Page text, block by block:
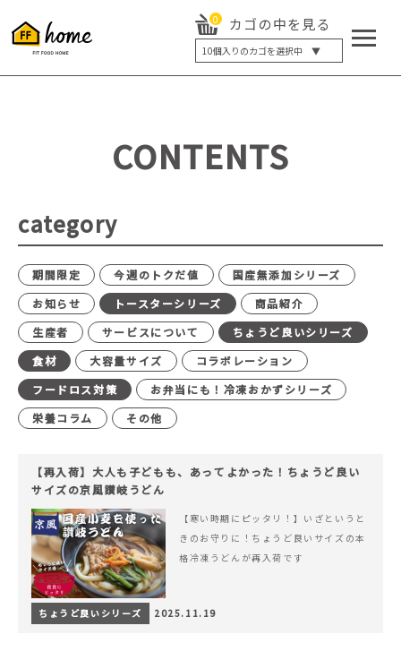
0 カゴの中を見る
10個入りのカゴを選択中 ▼
5個入り
20個入り
最大12%OFF
CONTENTS
category
期間限定 今週のトクだ値
国産無添加シリーズ
お知らせ
トースターシリーズ
商品紹介
生産者
サービスについて
ちょうど良いシリーズ
食材
大容量サイズ
コラボレーション
フードロス対策
お弁当にも！冷凍おかずシリーズ
栄養コラム
その他
【再入荷】大人も子どもも、あってよかった！ちょうど良い
サイズの京風讃岐うどん
【寒い時期にピッタリ！】いざというと
きのお守りに！ちょうど良いサイズの本
格冷凍うどんが再入荷です
ちょうど良いシリーズ 2025.11.19